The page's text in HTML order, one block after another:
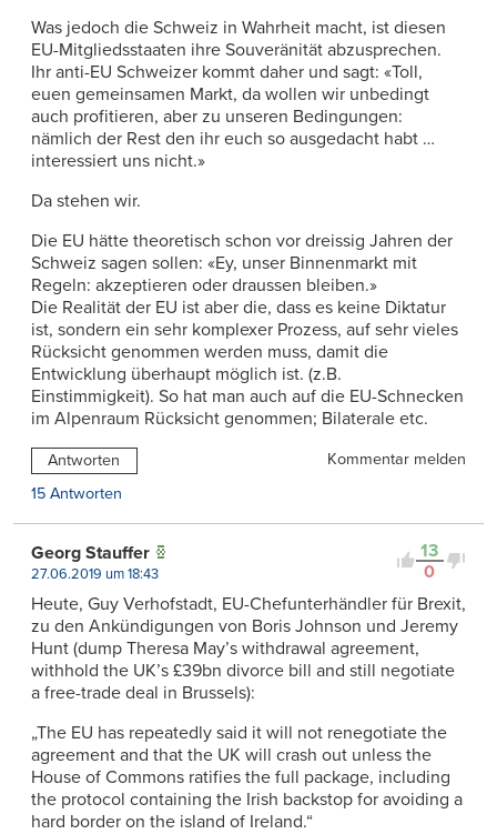
Was jedoch die Schweiz in Wahrheit macht, ist diesen
EU-Mitgliedsstaaten ihre Souveränität abzusprechen.
Ihr anti-EU Schweizer kommt daher und sagt: «Toll,
euen gemeinsamen Markt, da wollen wir unbedingt
auch profitieren, aber zu unseren Bedingungen:
nämlich der Rest den ihr euch so ausgedacht habt …
interessiert uns nicht.»
Da stehen wir.
Die EU hätte theoretisch schon vor dreissig Jahren der
Schweiz sagen sollen: «Ey, unser Binnenmarkt mit
Regeln: akzeptieren oder draussen bleiben.»
Die Realität der EU ist aber die, dass es keine Diktatur
ist, sondern ein sehr komplexer Prozess, auf sehr vieles
Rücksicht genommen werden muss, damit die
Entwicklung überhaupt möglich ist. (z.B.
Einstimmigkeit). So hat man auch auf die EU-Schnecken
im Alpenraum Rücksicht genommen; Bilaterale etc.
Antworten
Kommentar melden
15 Antworten
13
0
Georg Stauffer
27.06.2019 um 18:43
Heute, Guy Verhofstadt, EU-Chefunterhändler für Brexit,
zu den Ankündigungen von Boris Johnson und Jeremy
Hunt (dump Theresa May’s withdrawal agreement,
withhold the UK’s £39bn divorce bill and still negotiate
a free-trade deal in Brussels):
„The EU has repeatedly said it will not renegotiate the
agreement and that the UK will crash out unless the
House of Commons ratifies the full package, including
the protocol containing the Irish backstop for avoiding a
hard border on the island of Ireland.“